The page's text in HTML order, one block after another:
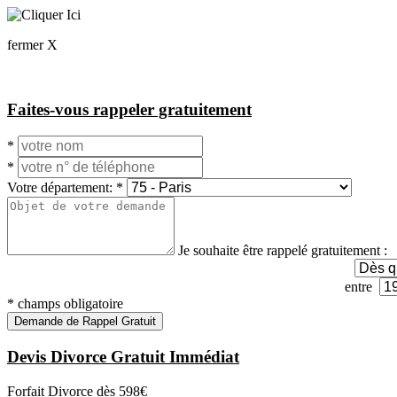
fermer X
Faites-vous rappeler gratuitement
*
*
Votre département: *
Je souhaite être rappelé gratuitement :
entre
* champs obligatoire
Demande de Rappel Gratuit
Devis Divorce Gratuit Immédiat
Forfait Divorce dès 598€